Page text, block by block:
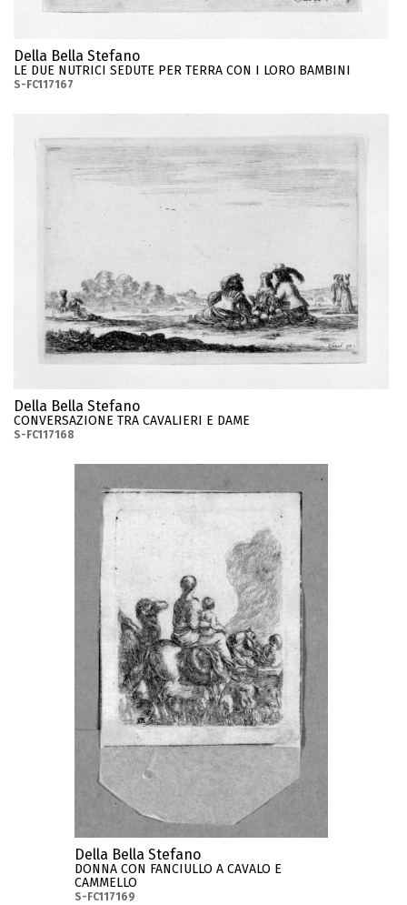
Della Bella Stefano
LE DUE NUTRICI SEDUTE PER TERRA CON I LORO BAMBINI
S-FC117167
Della Bella Stefano
CONVERSAZIONE TRA CAVALIERI E DAME
S-FC117168
Della Bella Stefano
DONNA CON FANCIULLO A CAVALO E
CAMMELLO
S-FC117169